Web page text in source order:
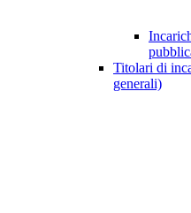
Titolari di
generali)